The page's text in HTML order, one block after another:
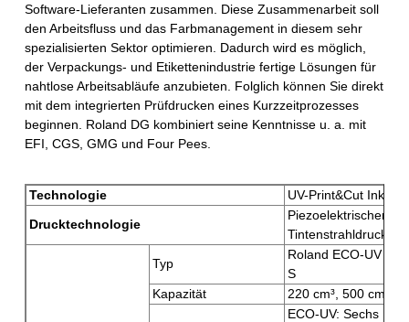
Software-Lieferanten zusammen. Diese Zusammenarbeit soll
den Arbeitsfluss und das Farbmanagement in diesem sehr
spezialisierten Sektor optimieren. Dadurch wird es möglich,
der Verpackungs- und Etikettenindustrie fertige Lösungen für
nahtlose Arbeitsabläufe anzubieten. Folglich können Sie direkt
mit dem integrierten Prüfdrucken eines Kurzzeitprozesses
beginnen. Roland DG kombiniert seine Kenntnisse u. a. mit
EFI, CGS, GMG und Four Pees.
Technologie
UV-Print&Cut InkJet
Drucktechnologie
Piezoelektrischer
Tintenstrahldrucker
Typ
Roland ECO-UV /
S
Kapazität
220 cm³, 500 cm³
ECO-UV: Sechs